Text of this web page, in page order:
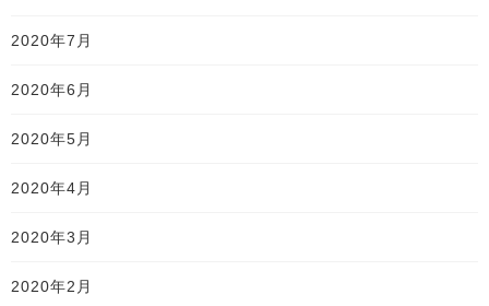
2020年7月
2020年6月
2020年5月
2020年4月
2020年3月
2020年2月